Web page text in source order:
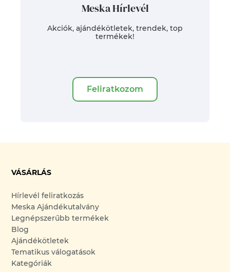
Meska Hírlevél
Akciók, ajándékötletek, trendek, top
termékek!
Feliratkozom
VÁSÁRLÁS
Hírlevél feliratkozás
Meska Ajándékutalvány
Legnépszerűbb termékek
Blog
Ajándékötletek
Tematikus válogatások
Kategóriák